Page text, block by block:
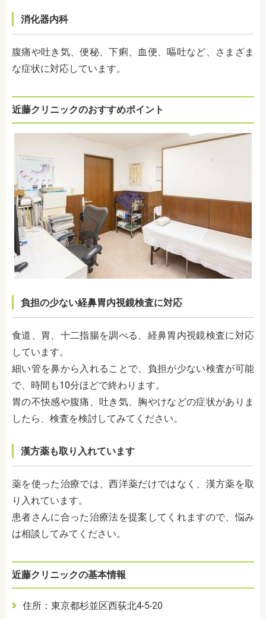
消化器内科
腹痛や吐き気、便秘、下痢、血便、嘔吐など、さまざま
な症状に対応しています。
近藤クリニックのおすすめポイント
負担の少ない経鼻胃内視鏡検査に対応
食道、胃、十二指腸を調べる、経鼻胃内視鏡検査に対応
しています。
細い管を鼻から入れることで、負担が少ない検査が可能
で、時間も10分ほどで終わります。
胃の不快感や腹痛、吐き気、胸やけなどの症状がありま
したら、検査を検討してみてください。
漢方薬も取り入れています
薬を使った治療では、西洋薬だけではなく、漢方薬を取
り入れています。
患者さんに合った治療法を提案してくれますので、悩み
は相談してみてください。
近藤クリニックの基本情報
住所：東京都杉並区西荻北4-5-20